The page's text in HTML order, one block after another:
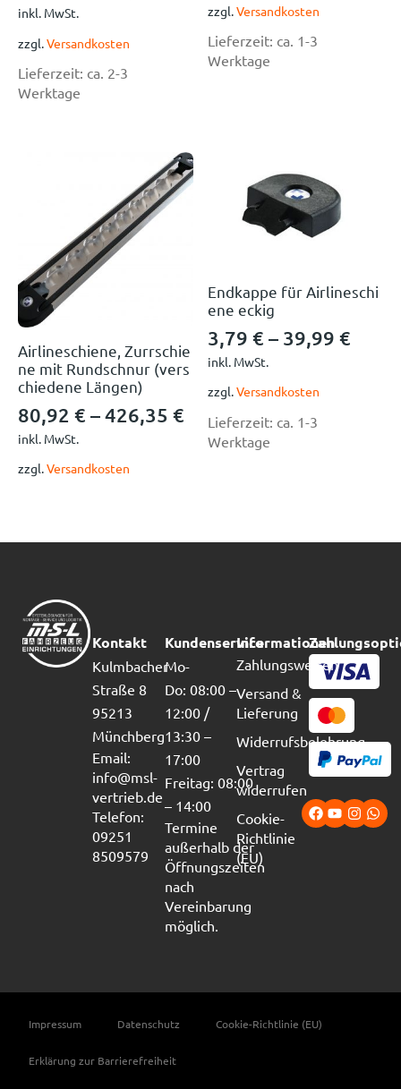
inkl. MwSt.
zzgl.Versandkosten
Lieferzeit: ca. 2-3
Werktage
zzgl.Versandkosten
Lieferzeit: ca. 1-3
Werktage
Airlineschiene, Zurrschie
ne mit Rundschnur (vers
chiedene Längen)
80,92 € –426,35 €
inkl. MwSt.
zzgl.Versandkosten
Endkappe für Airlineschi
ene eckig
3,79€ – 39,99€
inkl. MwSt.
zzgl.Versandkosten
Lieferzeit: ca. 1-3
Werktage
Kontakt
Kulmbacher
Straße 8
95213
Münchberg
Email:
info@msl-
vertrieb.de
Telefon:
09251
8509579
Kundenservice
Mo-
Do: 08:00 –
12:00 /
13:30 –
17:00
Freitag: 08:00
– 14:00
Termine
außerhalb der
Öffnungszeiten
nach
Vereinbarung
möglich.
Informationen
Zahlungsweisen
Versand &
Lieferung
Widerrufsbelehrung
Vertrag
widerrufen
Cookie-
Richtlinie
(EU)
Impressum Datenschutz Cookie-Richtlinie (EU)
Erklärung zur Barrierefreiheit